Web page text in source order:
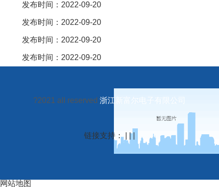
发布时间：2022-09-20
发布时间：2022-09-20
发布时间：2022-09-20
发布时间：2022-09-20
?2021 all reserved 浙江新富尔电子有限公司
链接支持： | | |
网站地图